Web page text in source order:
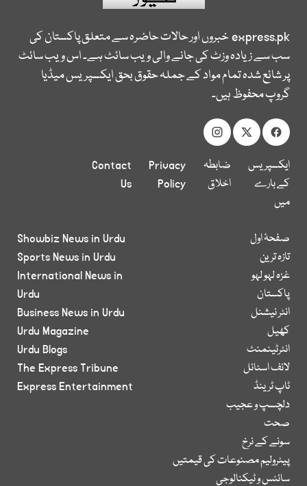
express.pkخبروں اور حالات حاضرہ سے متعلق پاکستان کی
سب سے زیادہ وزٹ کی جانے والی ویب سائٹ ہے۔ اس ویب سائٹ
پر شائع شدہ تمام مواد کے جملہ حقوق بحق ایکسپریس میڈیا
گروپ محفوظ ہیں۔
ایکسپریس
کے بارے
میں
ضابطہ
اخلاق
Privacy
Policy
Contact
Us
صفحۂ اول
تازہ ترین
غزہ لہو لہو
پاکستان
انٹر نیشنل
کھیل
انٹرٹینمنٹ
لائف اسٹائل
ٹاپ ٹرینڈ
دلچسپ و عجیب
صحت
سونے کے نرخ
پیٹرولیم مصنوعات کی قیمتیں
سائنس و ٹیکنالوجی
Showbiz News in Urdu
Sports News in Urdu
International News in
Urdu
Business News in Urdu
Urdu Magazine
Urdu Blogs
The Express Tribune
Express Entertainment